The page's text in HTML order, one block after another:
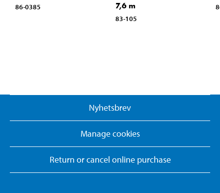
86-0385
7,6 m
83-105
Nyhetsbrev
Manage cookies
Return or cancel online purchase